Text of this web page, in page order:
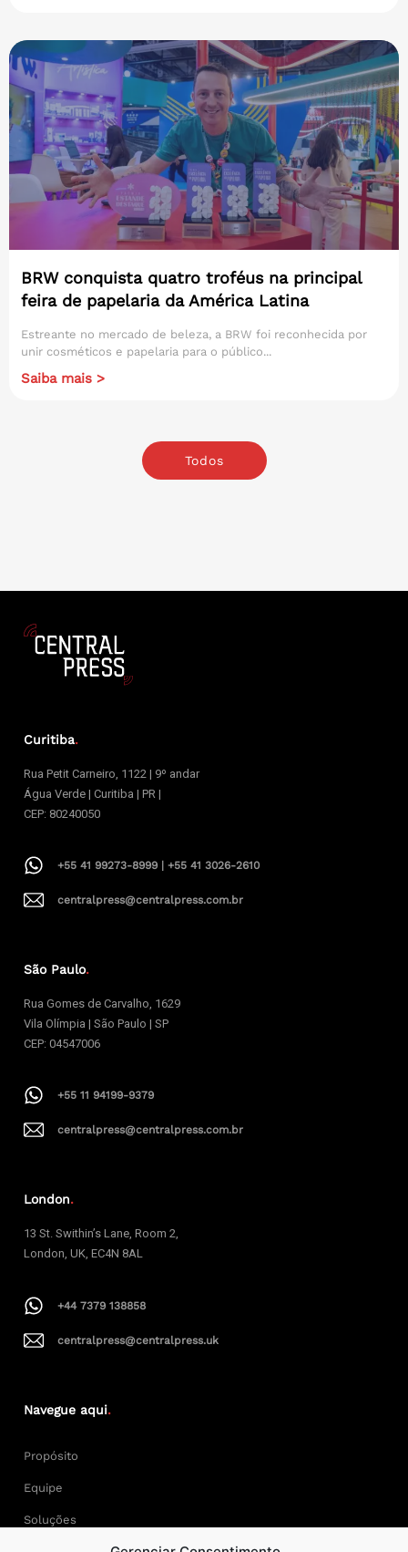
BRW conquista quatro troféus na principal
feira de papelaria da América Latina
Estreante no mercado de beleza, a BRW foi reconhecida por
unir cosméticos e papelaria para o público...
Saiba mais >
Todos
Curitiba.
Rua Petit Carneiro, 1122 | 9º andar
Água Verde | Curitiba | PR |
CEP: 80240050
+55 41 99273-8999 | +55 41 3026-2610
centralpress@centralpress.com.br
São Paulo.
Rua Gomes de Carvalho, 1629
Vila Olímpia | São Paulo | SP
CEP: 04547006
+55 11 94199-9379
centralpress@centralpress.com.br
London.
13 St. Swithin’s Lane, Room 2,
London, UK, EC4N 8AL
+44 7379 138858
centralpress@centralpress.uk
Navegue aqui.
Propósito
Equipe
Soluções